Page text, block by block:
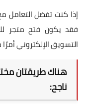
إذا كنت تفضل التعامل
فقد يكون فتح متجر
التسويق الإلكتروني أمرًا
هناك طريقتان
ناجح: